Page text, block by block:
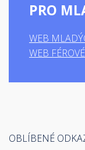
PRO
WEB
WEB
OBLÍBENÉ